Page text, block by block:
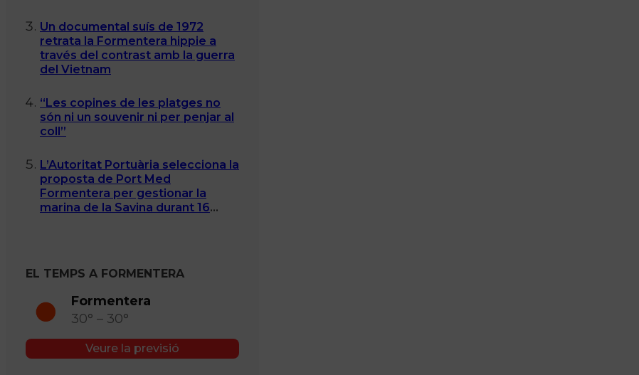
Un documental suís de 1972
retrata la Formentera hippie a
través del contrast amb la guerra
del Vietnam
“Les copines de les platges no
són ni un souvenir ni per penjar al
coll”
L’Autoritat Portuària selecciona la
proposta de Port Med
Formentera per gestionar la
marina de la Savina durant 16
EL TEMPS A FORMENTERA
Formentera
30° – 30°
Veure la previsió